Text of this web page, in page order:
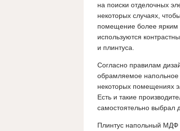
на поиски отделочных
некоторых случаях,
помещение более ярким
используются
и плинтуса.
Согласно правилам
обрамляемое напольное
некоторых помещениях
Есть и такие
самостоятельно выбрал
Плинтус напольный МДФ